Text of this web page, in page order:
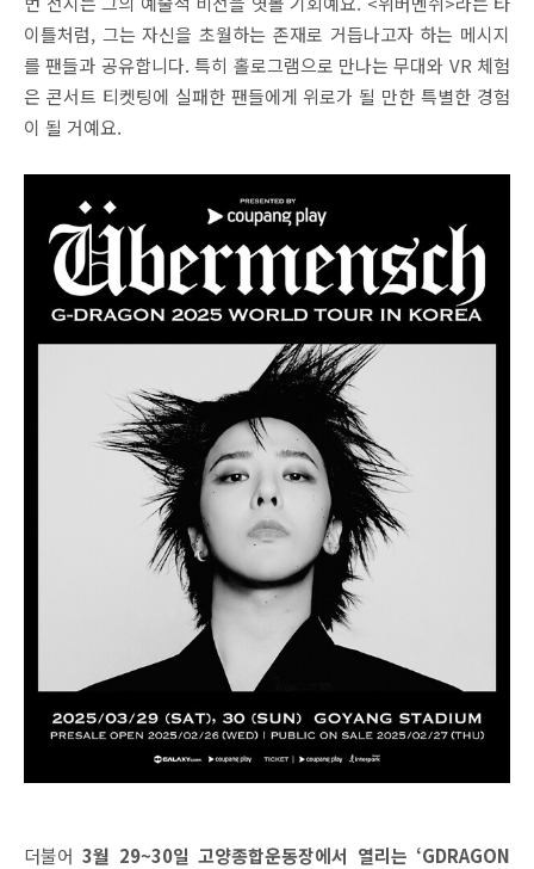
이틀처럼, 그는 자신을 초월하는 존재로 거듭나고자 하는 메시지
를 팬들과 공유합니다. 특히 홀로그램으로 만나는 무대와 VR 체험
은 콘서트 티켓팅에 실패한 팬들에게 위로가 될 만한 특별한 경험
이 될 거예요.
더불어3월 29~30일 고양종합운동장에서 열리는 ‘GDRAGON